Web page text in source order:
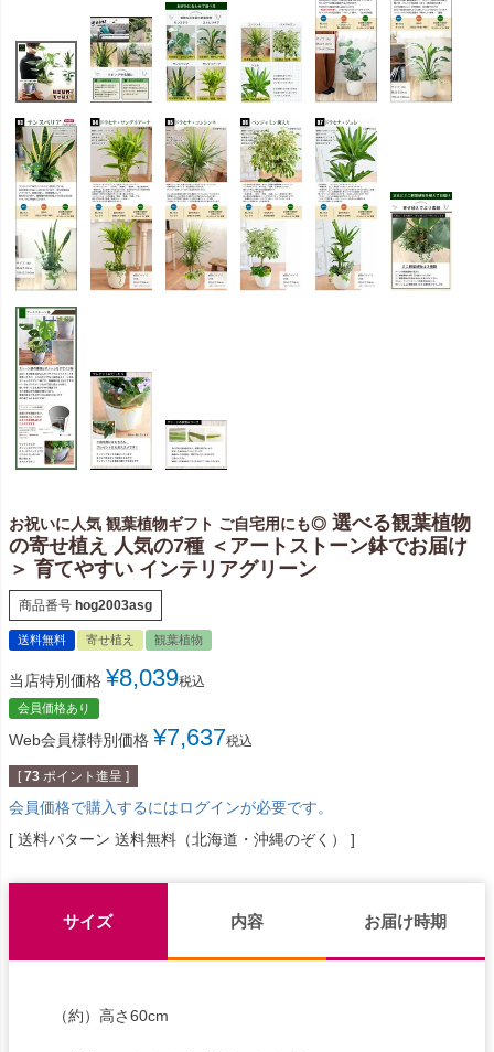
お祝いに人気 観葉植物ギフト ご自宅用にも◎ 選べる観葉植物
の寄せ植え 人気の7種 ＜アートストーン鉢でお届け
＞ 育てやすい インテリアグリーン
商品番号 hog2003asg
送料無料 寄せ植え 観葉植物
当店特別価格 ¥8,039税込
会員価格あり
Web会員様特別価格 ¥7,637税込
[ 73 ポイント進呈 ]
会員価格で購入するにはログインが必要です。
送料パターン 送料無料（北海道・沖縄のぞく）
サイズ 内容 お届け時期
（約）高さ60cm